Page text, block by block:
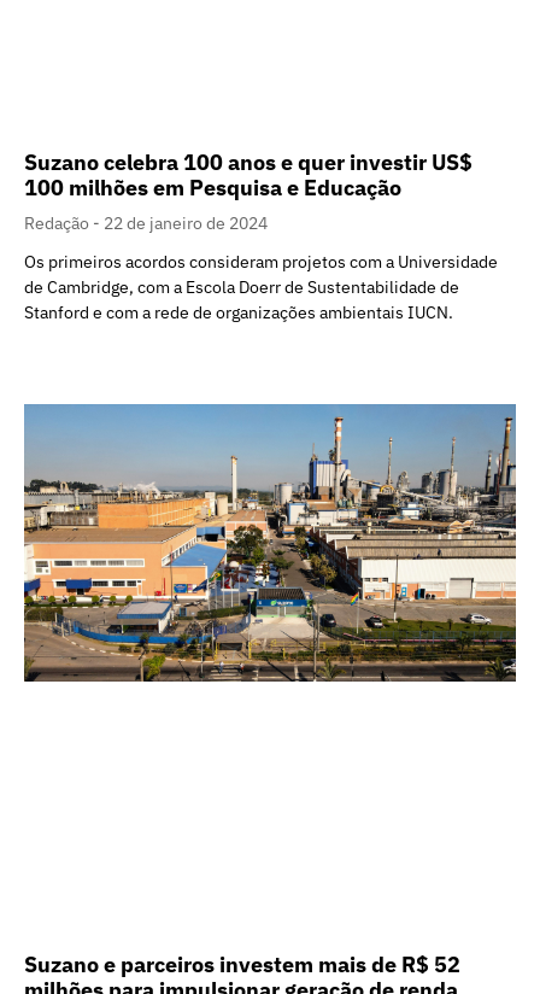
Suzano celebra 100 anos e quer investir US$
100 milhões em Pesquisa e Educação
Redação
22 de janeiro de 2024
Os primeiros acordos consideram projetos com a Universidade
de Cambridge, com a Escola Doerr de Sustentabilidade de
Stanford e com a rede de organizações ambientais IUCN.
Suzano e parceiros investem mais de R$ 52